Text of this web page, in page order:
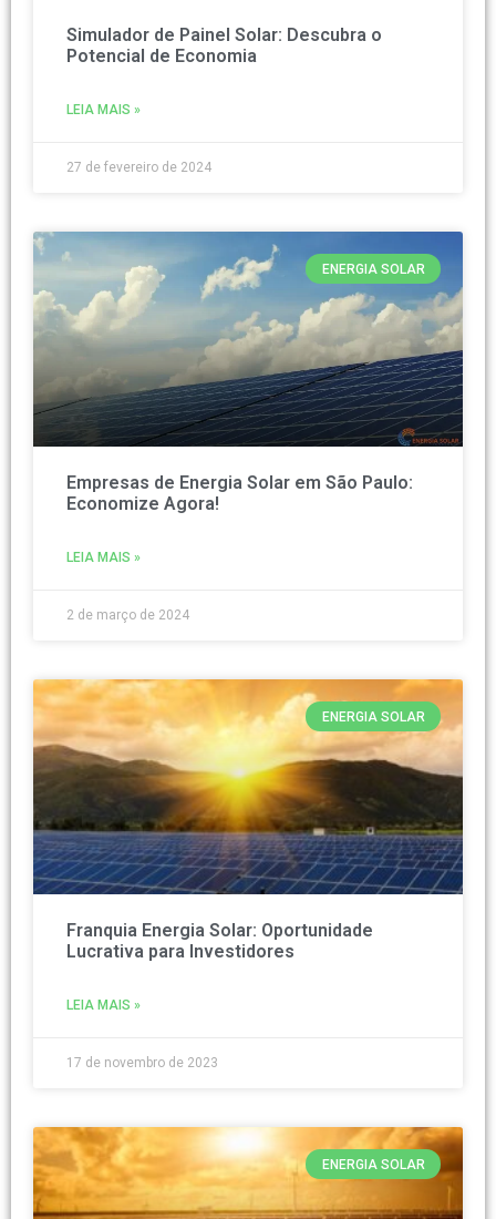
Simulador de Painel Solar: Descubra o
Potencial de Economia
LEIA MAIS »
27 de fevereiro de 2024
ENERGIA SOLAR
Empresas de Energia Solar em São Paulo:
Economize Agora!
LEIA MAIS »
2 de março de 2024
ENERGIA SOLAR
Franquia Energia Solar: Oportunidade
Lucrativa para Investidores
LEIA MAIS »
17 de novembro de 2023
ENERGIA SOLAR